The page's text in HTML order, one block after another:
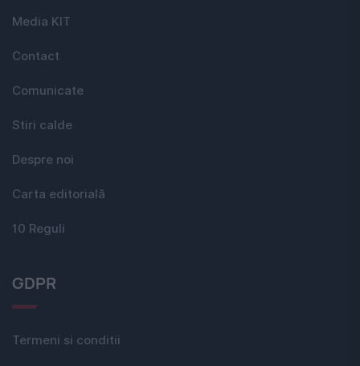
Media KIT
Contact
Comunicate
Stiri calde
Despre noi
Carta editorială
10 Reguli
GDPR
Termeni si conditii